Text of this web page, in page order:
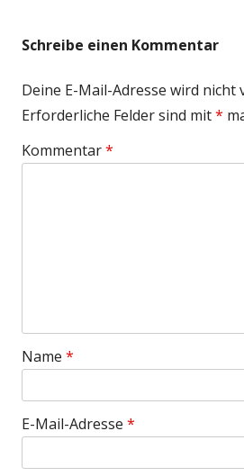
Schreibe einen Kommentar
Deine E-Mail-Adresse wird nicht
Erforderliche Felder sind mit*
Kommentar*
Name *
E-Mail-Adresse *